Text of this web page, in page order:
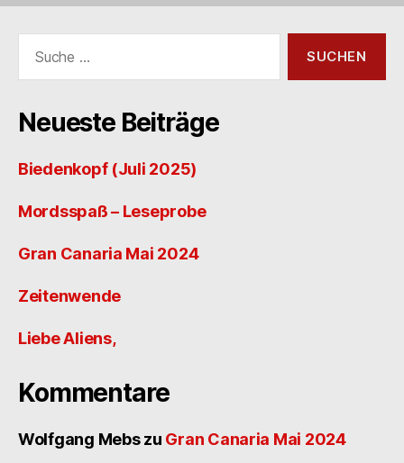
nach:
Neueste Beiträge
Biedenkopf (Juli 2025)
Mordsspaß – Leseprobe
Gran Canaria Mai 2024
Zeitenwende
Liebe Aliens,
Kommentare
Wolfgang Mebszu Gran Canaria Mai 2024